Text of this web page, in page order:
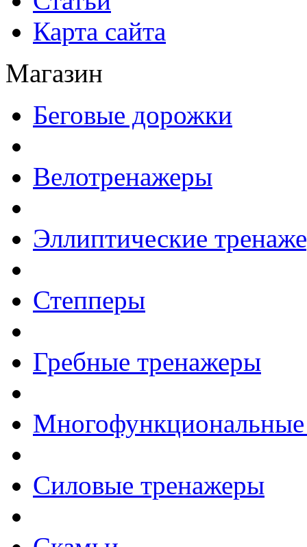
Карта сайта
Магазин
Беговые дорожки
Велотренажеры
Эллиптические
Степперы
Гребные тренажеры
Силовые тренажеры